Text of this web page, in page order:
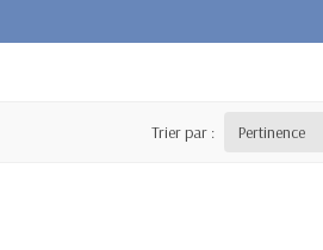
Trier par : Pertinence